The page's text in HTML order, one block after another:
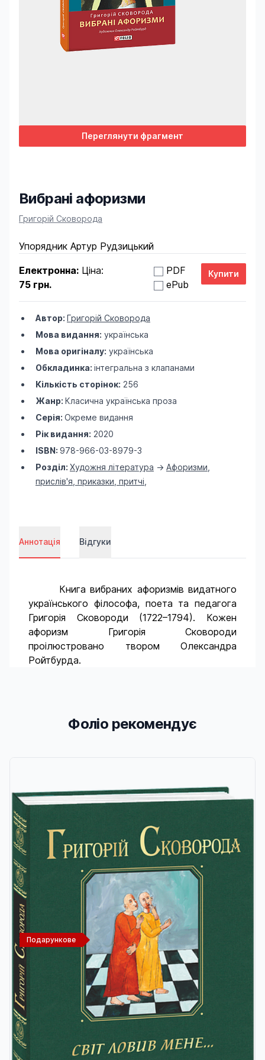
Переглянути фрагмент
Вибрані афоризми
Product information
Григорій Сковорода
Упорядник Артур Рудзицький
Електронна: Ціна:
75 грн.
PDF
ePub
Автор: Григорій Сковорода
Мова видання: українська
Мова оригіналу: українська
Обкладинка: інтегральна з клапанами
Кількість сторінок: 256
Жанр: Класична українська проза
Серія: Окреме видання
Рік видання: 2020
ISBN: 978-966-03-8979-3
Розділ: Художня література -> Афоризми,
прислів'я, приказки, притчі
Аннотація Відгуки
Книга вибраних афоризмів видатного
українського філософа, поета та педагога
Григорія Сковороди (1722–1794). Кожен
афоризм Григорія Сковороди
проілюстровано твором Олександра
Ройтбурда.
Фоліо рекомендує
Подарункове